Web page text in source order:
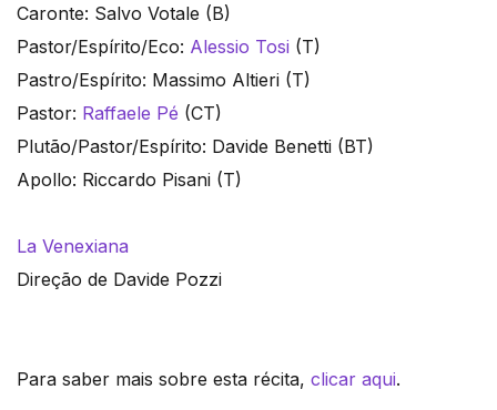
Caronte: Salvo Votale (B)
Pastor/Espírito/Eco: Alessio Tosi (T)
Pastro/Espírito: Massimo Altieri (T)
Pastor: Raffaele Pé (CT)
Plutão/Pastor/Espírito: Davide Benetti (BT)
Apollo: Riccardo Pisani (T)
La Venexiana
Direção de Davide Pozzi
Para saber mais sobre esta récita, clicar aqui.